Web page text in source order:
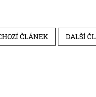
ČLÁNEK DALŠÍ